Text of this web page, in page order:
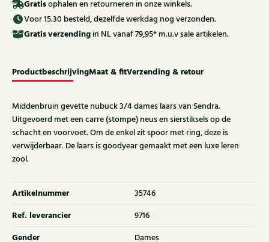
Gratisophalen en retourneren in onze winkels.
Voor 15.30 besteld, dezelfde werkdag nog verzonden.
Gratisverzending in NL vanaf 79,95* m.u.v sale artikelen.
ProductbeschrijvingMaat & fitVerzending & retour
Middenbruin gevette nubuck 3/4 dames laars van Sendra.
Uitgevoerd met een carre (stompe) neus en sierstiksels op de
schacht en voorvoet. Om de enkel zit spoor met ring, deze is
verwijderbaar. De laars is goodyear gemaakt met een luxe leren
zool.
Artikelnummer 35746
Ref. leverancier 9716
Gender Dames